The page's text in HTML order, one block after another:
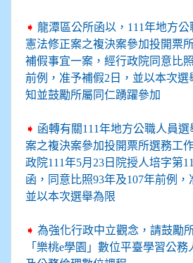
➧ 龍潭區公所函以，111年地方公
憲法修正案之複決案參加投開票
補假事宜一案，經行政院同意比
前例，准予補假2日，並以本次選
知並鼓勵所屬同仁踴躍參加
➧ 函轉有關111年地方公職人員選
案之複決案參加投開票所選務工
政院111年5月23日院授人培字第
函，同意比照93年及107年前例，
並以本次選舉為限
➧ 為強化行政中立觀念，請鼓勵
「樂桃e學園」數位平臺學習公務